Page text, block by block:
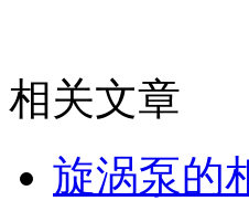
相关文章
旋涡泵的